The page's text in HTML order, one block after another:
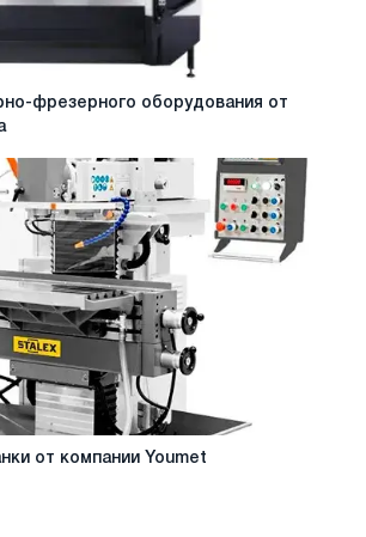
фрезерного оборудования от
от компании Youmet